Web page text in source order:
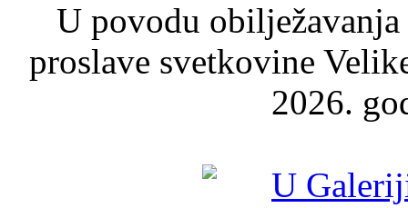
U povodu
proslave svetkovine
2026.